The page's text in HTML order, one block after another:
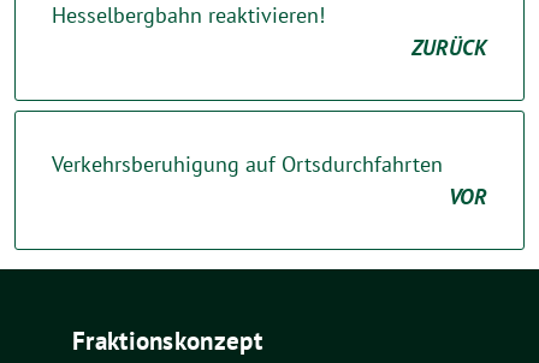
Hesselbergbahn reaktivieren!
ZURÜCK
Verkehrsberuhigung auf Ortsdurchfahrten
VOR
Fraktionskonzept